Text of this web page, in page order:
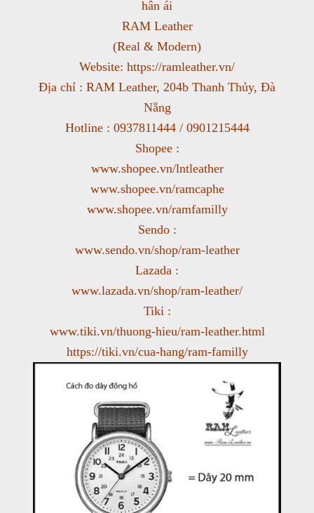
hân ái
RAM Leather
(Real & Modern)
Website: https://ramleather.vn/
Địa chỉ : RAM Leather, 204b Thanh Thủy, Đà
Nẵng
Hotline : 0937811444 / 0901215444
Shopee :
www.shopee.vn/lntleather
www.shopee.vn/ramcaphe
www.shopee.vn/ramfamilly
Sendo :
www.sendo.vn/shop/ram-leather
Lazada :
www.lazada.vn/shop/ram-leather/
Tiki :
www.tiki.vn/thuong-hieu/ram-leather.html
https://tiki.vn/cua-hang/ram-familly